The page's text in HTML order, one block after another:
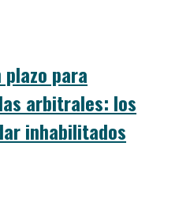
para
arbitrales: los
inhabilitados